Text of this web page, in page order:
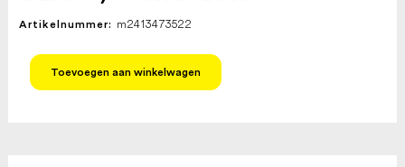
Artikelnummer: m2413473522
KARCHER
Hogedrukreiniger
HDS
Toevoegen aan winkelwagen